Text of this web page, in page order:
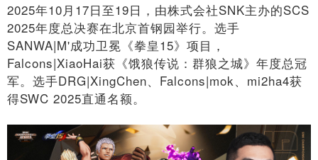
2025年10月17日至19日，由株式会社SNK主办的SCS
2025年度总决赛在北京首钢园举行。选手
SANWA|M'成功卫冕《拳皇15》项目，
Falcons|XiaoHai获《饿狼传说：群狼之城》年度总冠
军。选手DRG|XingChen、Falcons|mok、mi2ha4获
得SWC 2025直通名额。